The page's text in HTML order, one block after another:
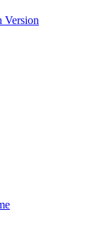
Version